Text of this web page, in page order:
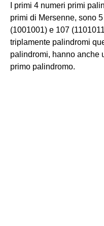
I primi 4 numeri primi
primi di Mersenne, sono
(1001001) e 107
triplamente palindromi
palindromi, hanno anche
primo palindromo.